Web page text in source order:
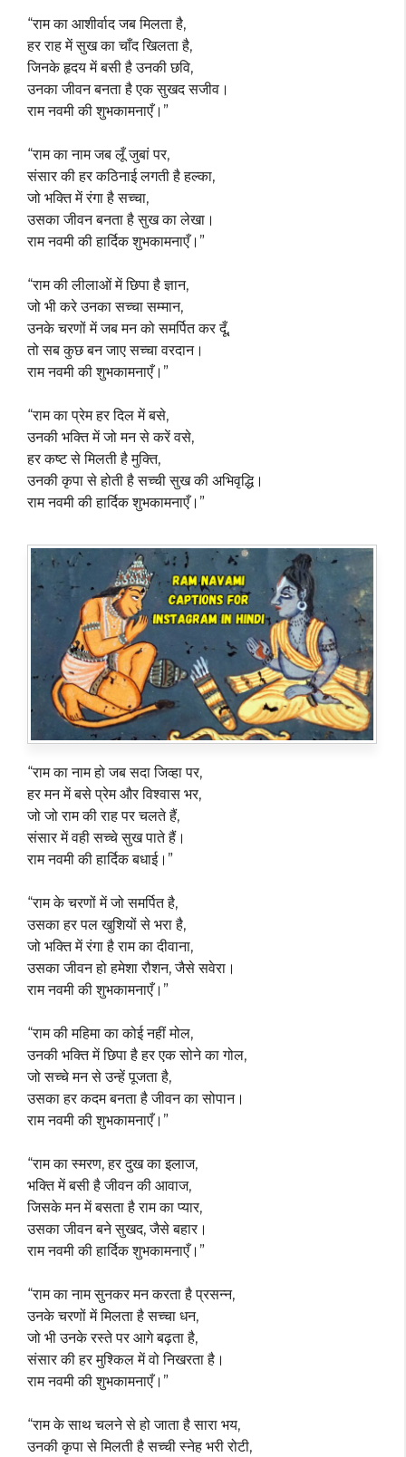
“राम का आशीर्वाद जब मिलता है,
हर राह में सुख का चाँद खिलता है,
जिनके हृदय में बसी है उनकी छवि,
उनका जीवन बनता है एक सुखद सजीव।
राम नवमी की शुभकामनाएँ।”
“राम का नाम जब लूँ जुबां पर,
संसार की हर कठिनाई लगती है हल्का,
जो भक्ति में रंगा है सच्चा,
उसका जीवन बनता है सुख का लेखा।
राम नवमी की हार्दिक शुभकामनाएँ।”
“राम की लीलाओं में छिपा है ज्ञान,
जो भी करे उनका सच्चा सम्मान,
उनके चरणों में जब मन को समर्पित कर दूँ,
तो सब कुछ बन जाए सच्चा वरदान।
राम नवमी की शुभकामनाएँ।”
“राम का प्रेम हर दिल में बसे,
उनकी भक्ति में जो मन से करें वसे,
हर कष्ट से मिलती है मुक्ति,
उनकी कृपा से होती है सच्ची सुख की अभिवृद्धि।
राम नवमी की हार्दिक शुभकामनाएँ।”
“राम का नाम हो जब सदा जिव्हा पर,
हर मन में बसे प्रेम और विश्वास भर,
जो जो राम की राह पर चलते हैं,
संसार में वही सच्चे सुख पाते हैं।
राम नवमी की हार्दिक बधाई।”
“राम के चरणों में जो समर्पित है,
उसका हर पल खुशियों से भरा है,
जो भक्ति में रंगा है राम का दीवाना,
उसका जीवन हो हमेशा रौशन, जैसे सवेरा।
राम नवमी की शुभकामनाएँ।”
“राम की महिमा का कोई नहीं मोल,
उनकी भक्ति में छिपा है हर एक सोने का गोल,
जो सच्चे मन से उन्हें पूजता है,
उसका हर कदम बनता है जीवन का सोपान।
राम नवमी की शुभकामनाएँ।”
“राम का स्मरण, हर दुख का इलाज,
भक्ति में बसी है जीवन की आवाज,
जिसके मन में बसता है राम का प्यार,
उसका जीवन बने सुखद, जैसे बहार।
राम नवमी की हार्दिक शुभकामनाएँ।”
“राम का नाम सुनकर मन करता है प्रसन्न,
उनके चरणों में मिलता है सच्चा धन,
जो भी उनके रस्ते पर आगे बढ़ता है,
संसार की हर मुश्किल में वो निखरता है।
राम नवमी की शुभकामनाएँ।”
“राम के साथ चलने से हो जाता है सारा भय,
उनकी कृपा से मिलती है सच्ची स्नेह भरी रोटी,